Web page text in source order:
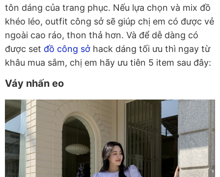
tôn dáng của trang phục. Nếu lựa chọn và mix đồ
khéo léo, outfit công sở sẽ giúp chị em có được vẻ
ngoài cao ráo, thon thả hơn. Và để dễ dàng có
được set đồ công sở hack dáng tối ưu thì ngay từ
khâu mua sắm, chị em hãy ưu tiên 5 item sau đây:
Váy nhấn eo